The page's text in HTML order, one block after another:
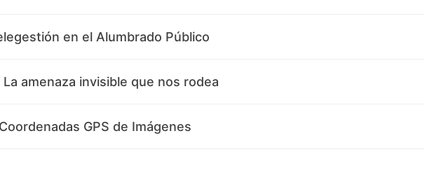
en el Alumbrado Público
amenaza invisible que nos rodea
GPS de Imágenes